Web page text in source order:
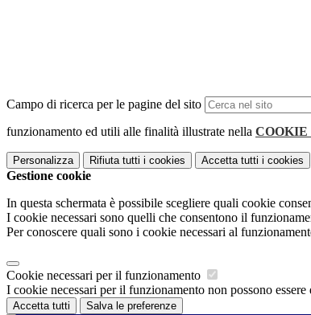
Campo di ricerca per le pagine del sito
funzionamento ed utili alle finalità illustrate nella
Personalizza Rifiuta tutti i cookies Accetta tutti i cookies
Gestione cookie
In questa schermata è possibile scegliere quali cookie
I cookie necessari sono quelli che consentono il
Per conoscere quali sono i cookie necessari al
Cookie necessari per il funzionamento
I cookie necessari per il funzionamento non possono
Accetta tutti Salva le preferenze